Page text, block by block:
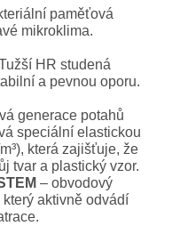
paměťová
mikroklima.
HR studená
a pevnou oporu.
generace potahů
speciální elastickou
která zajišťuje, že
tvar a plastický vzor.
– obvodový
aktivně odvádí